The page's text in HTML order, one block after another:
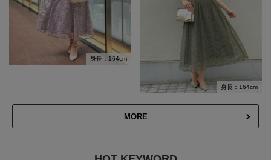
身長：164cm
身長：164cm
MORE